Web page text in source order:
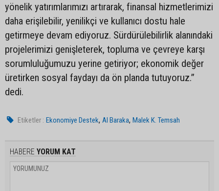
yönelik yatırımlarımızı artırarak, finansal hizmetlerimizi
daha erişilebilir, yenilikçi ve kullanıcı dostu hale
getirmeye devam ediyoruz. Sürdürülebilirlik alanındaki
projelerimizi genişleterek, topluma ve çevreye karşı
sorumluluğumuzu yerine getiriyor; ekonomik değer
üretirken sosyal faydayı da ön planda tutuyoruz.”
dedi.
Etiketler : Ekonomiye Destek, Al Baraka,Malek K. Temsah
HABERE YORUM KAT